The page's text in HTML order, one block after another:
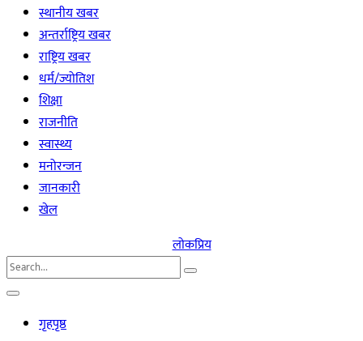
स्थानीय खबर
अन्तर्राष्ट्रिय खबर
राष्ट्रिय खबर
धर्म/ज्योतिश
शिक्षा
राजनीति
स्वास्थ्य
मनोरन्जन
जानकारी
खेल
लोकप्रिय
गृहपृष्ठ